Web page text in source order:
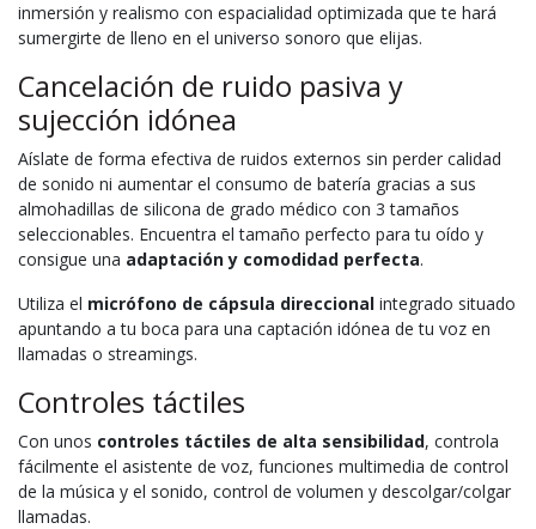
inmersión y realismo con espacialidad optimizada que te hará
sumergirte de lleno en el universo sonoro que elijas.
Cancelación de ruido pasiva y
sujección idónea
Aíslate de forma efectiva de ruidos externos sin perder calidad
de sonido ni aumentar el consumo de batería gracias a sus
almohadillas de silicona de grado médico con 3 tamaños
seleccionables. Encuentra el tamaño perfecto para tu oído y
consigue una adaptación y comodidad perfecta.
Utiliza el micrófono de cápsula direccional integrado situado
apuntando a tu boca para una captación idónea de tu voz en
llamadas o streamings.
Controles táctiles
Con unos controles táctiles de alta sensibilidad, controla
fácilmente el asistente de voz, funciones multimedia de control
de la música y el sonido, control de volumen y descolgar/colgar
llamadas.